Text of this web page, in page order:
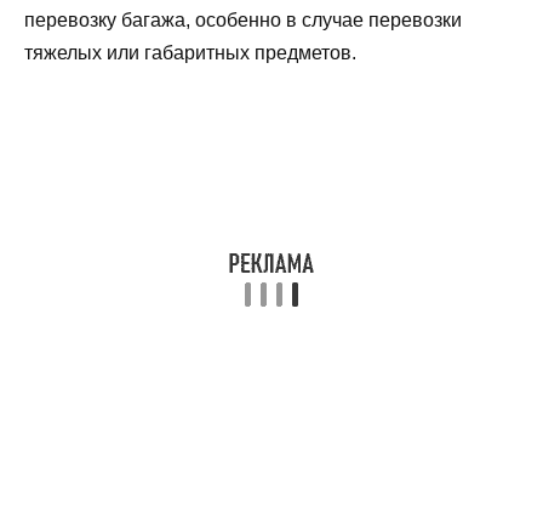
перевозку багажа, особенно в случае перевозки
тяжелых или габаритных предметов.